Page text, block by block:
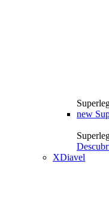
new
XDiavel